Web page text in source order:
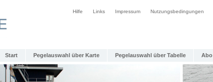
Hilfe Links Impressum Nutzungsbedingungen
Start Pegelauswahl über Karte Pegelauswahl über Tabelle Abo